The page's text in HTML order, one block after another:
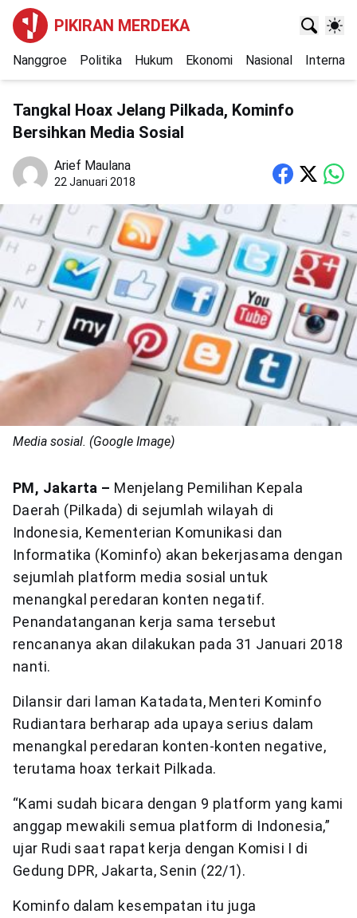
PIKIRAN MERDEKA
Nanggroe Politika Hukum Ekonomi Nasional
Tangkal Hoax Jelang Pilkada, Kominfo
Bersihkan Media Sosial
Arief Maulana
22 Januari 2018
Media sosial. (Google Image)
PM, Jakarta – Menjelang Pemilihan Kepala
Daerah (Pilkada) di sejumlah wilayah di
Indonesia, Kementerian Komunikasi dan
Informatika (Kominfo) akan bekerjasama dengan
sejumlah platform media sosial untuk
menangkal peredaran konten negatif.
Penandatanganan kerja sama tersebut
rencananya akan dilakukan pada 31 Januari 2018
nanti.
Dilansir dari laman Katadata, Menteri Kominfo
Rudiantara berharap ada upaya serius dalam
menangkal peredaran konten-konten negative,
terutama hoax terkait Pilkada.
“Kami sudah bicara dengan 9 platform yang kami
anggap mewakili semua platform di Indonesia,”
ujar Rudi saat rapat kerja dengan Komisi I di
Gedung DPR, Jakarta, Senin (22/1).
Kominfo dalam kesempatan itu juga